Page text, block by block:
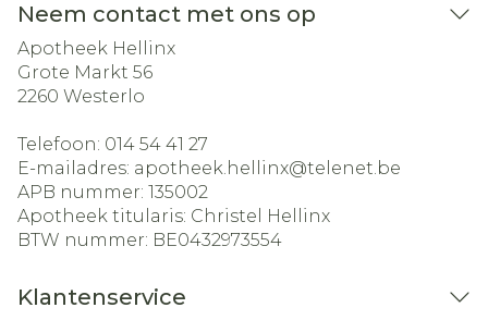
Neem contact met ons op
Apotheek Hellinx
Grote Markt 56
2260 Westerlo
Telefoon: 014 54 41 27
E-mailadres: apotheek.hellinx@telenet.be
APB nummer: 135002
Apotheek titularis: Christel Hellinx
BTW nummer: BE0432973554
Klantenservice